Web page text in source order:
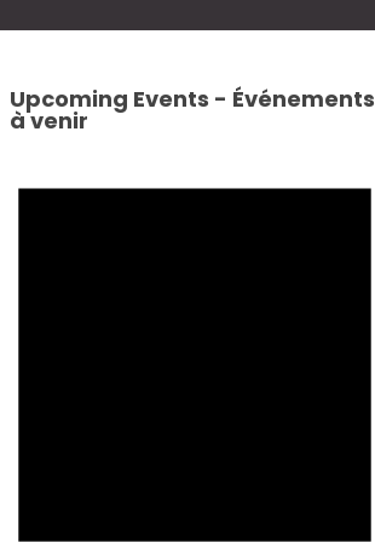
Upcoming Events - Événements
à venir